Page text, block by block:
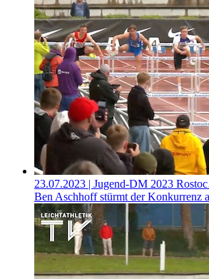
23.07.2023 | Jugend-DM 2023
Ben Aschhoff stürmt der Konkurrenz